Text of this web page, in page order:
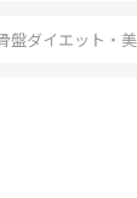
盤ダイエット・